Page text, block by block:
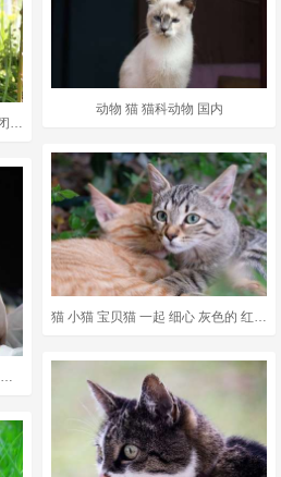
可爱的 动物 肖像 眼睛 坐 猫 家畜 头发 哺乳动物
动物 猫 猫科动物 国内
猫 小猫 宝贝猫 一起 细心 灰色的 红色的